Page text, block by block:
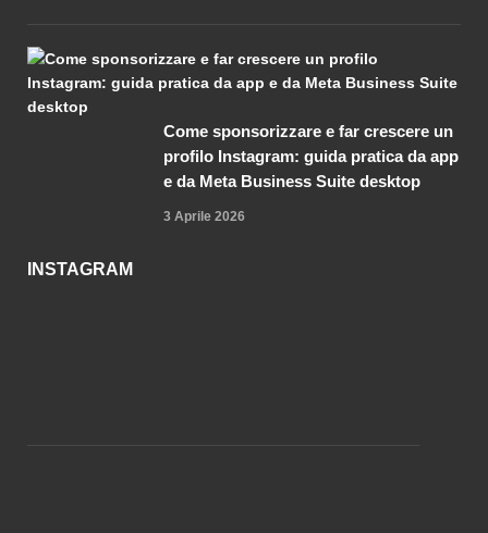
Come sponsorizzare e far crescere un
profilo Instagram: guida pratica da app
e da Meta Business Suite desktop
3 Aprile 2026
INSTAGRAM